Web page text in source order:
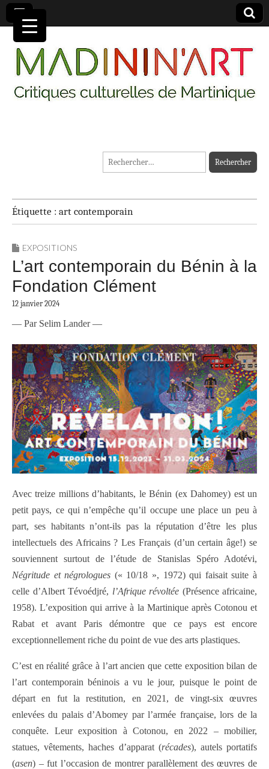
MADININ'ART
Rechercher :
Étiquette : art contemporain
EXPOSITIONS
L’art contemporain du Bénin à la
Fondation Clément
12 janvier 2024
— Par Selim Lander —
Avec treize millions d’habitants, le Bénin (ex Dahomey) est un
petit pays, ce qui n’empêche qu’il occupe une place un peu à
part, ses habitants n’ont-ils pas la réputation d’être les plus
intellectuels des Africains ? Les Français (d’un certain âge!) se
souviennent surtout de l’étude de Stanislas Spéro Adotévi,
Négritude et négrologues (« 10/18 », 1972) qui faisait suite à
celle d’Albert Tévoédjré, l’Afrique révoltée (Présence africaine,
1958). L’exposition qui arrive à la Martinique après Cotonou et
Rabat et avant Paris démontre que ce pays est encore
exceptionnellement riche du point de vue des arts plastiques.
C’est en réalité grâce à l’art ancien que cette exposition bilan de
l’art contemporain béninois a vu le jour, puisque le point de
départ en fut la restitution, en 2021, de vingt-six œuvres
enlevées du palais d’Abomey par l’armée française, lors de la
conquête. Leur exposition à Cotonou, en 2022 – mobilier,
statues, vêtements, haches d’apparat (récades), autels portatifs
(asen) – fut l’occasion de montrer parallèlement des œuvres de